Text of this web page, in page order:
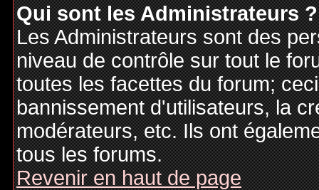
Qui sont les Administrateurs ?
Les Administrateurs sont des
niveau de contrôle sur tout le
toutes les facettes du forum;
bannissement d'utilisateurs, la
modérateurs, etc. Ils ont
tous les forums.
Revenir en haut de page